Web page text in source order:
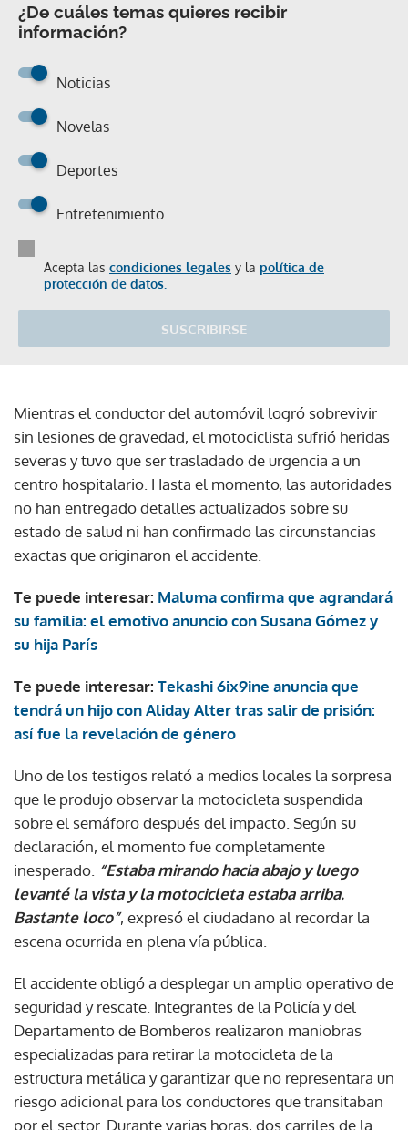
¿De cuáles temas quieres recibir
información?
Noticias
Novelas
Deportes
Entretenimiento
Acepta las condiciones legales y la política de
protección de datos.
SUSCRIBIRSE
Mientras el conductor del automóvil logró sobrevivir
sin lesiones de gravedad, el motociclista sufrió heridas
severas y tuvo que ser trasladado de urgencia a un
centro hospitalario. Hasta el momento, las autoridades
no han entregado detalles actualizados sobre su
estado de salud ni han confirmado las circunstancias
exactas que originaron el accidente.
Te puede interesar: Maluma confirma que agrandará
su familia: el emotivo anuncio con Susana Gómez y
su hija París
Te puede interesar: Tekashi 6ix9ine anuncia que
tendrá un hijo con Aliday Alter tras salir de prisión:
así fue la revelación de género
Uno de los testigos relató a medios locales la sorpresa
que le produjo observar la motocicleta suspendida
sobre el semáforo después del impacto. Según su
declaración, el momento fue completamente
inesperado. “Estaba mirando hacia abajo y luego
levanté la vista y la motocicleta estaba arriba.
Bastante loco”, expresó el ciudadano al recordar la
escena ocurrida en plena vía pública.
El accidente obligó a desplegar un amplio operativo de
seguridad y rescate. Integrantes de la Policía y del
Departamento de Bomberos realizaron maniobras
especializadas para retirar la motocicleta de la
estructura metálica y garantizar que no representara un
riesgo adicional para los conductores que transitaban
por el sector. Durante varias horas, dos carriles de la